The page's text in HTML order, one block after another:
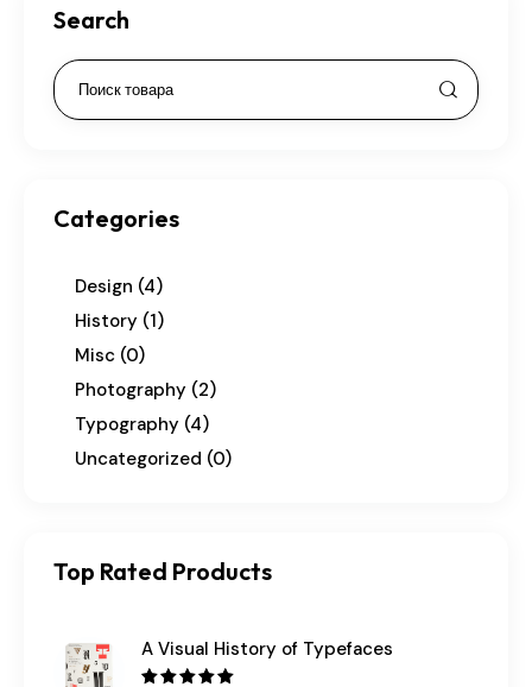
Search
Categories
Design (4)
History (1)
Misc (0)
Photography (2)
Typography (4)
Uncategorized (0)
Top Rated Products
A Visual History of Typefaces